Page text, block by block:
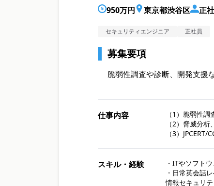
950万円 東京都渋谷区 正
セキュリティエンジニア 正社員
募集要項
脆弱性調査や診断、開発支援
仕事内容
（1）脆弱性
（2）脅威分
（3）
スキル・経験
・ITやソフト
・日常英会話
情報セキュリ